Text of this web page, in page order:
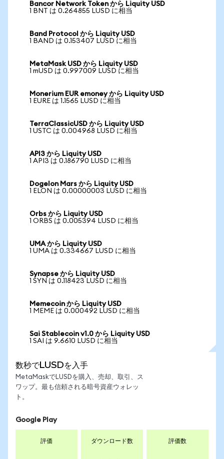
Bancor Network Token から Liquity USD
1 BNT は 0.264855 LUSD に相当
Band Protocol から Liquity USD
1 BAND は 0.153407 LUSD に相当
MetaMask USD から Liquity USD
1 mUSD は 0.997009 LUSD に相当
Monerium EUR emoney から Liquity USD
1 EURE は 1.1565 LUSD に相当
TerraClassicUSD から Liquity USD
1 USTC は 0.004968 LUSD に相当
API3 から Liquity USD
1 API3 は 0.186790 LUSD に相当
Dogelon Mars から Liquity USD
1 ELON は 0.00000003 LUSD に相当
Orbs から Liquity USD
1 ORBS は 0.005394 LUSD に相当
UMA から Liquity USD
1 UMA は 0.334667 LUSD に相当
Synapse から Liquity USD
1 SYN は 0.118423 LUSD に相当
Memecoin から Liquity USD
1 MEME は 0.000492 LUSD に相当
Sai Stablecoin v1.0 から Liquity USD
1 SAI は 9.6610 LUSD に相当
数秒でLUSDを入手
MetaMaskでLUSDを購入、売却、取引、ス
ワップ。最も信頼される暗号資産ウォレッ
ト。
Google Play
評価 ダウンロード数 評価数